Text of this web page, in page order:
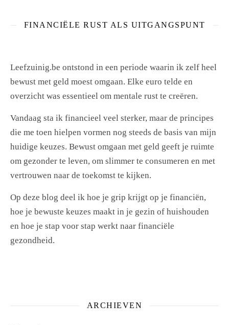
FINANCIËLE RUST ALS UITGANGSPUNT
Leefzuinig.be ontstond in een periode waarin ik zelf heel
bewust met geld moest omgaan. Elke euro telde en
overzicht was essentieel om mentale rust te creëren.
Vandaag sta ik financieel veel sterker, maar de principes
die me toen hielpen vormen nog steeds de basis van mijn
huidige keuzes. Bewust omgaan met geld geeft je ruimte
om gezonder te leven, om slimmer te consumeren en met
vertrouwen naar de toekomst te kijken.
Op deze blog deel ik hoe je grip krijgt op je financiën,
hoe je bewuste keuzes maakt in je gezin of huishouden
en hoe je stap voor stap werkt naar financiële
gezondheid.
ARCHIEVEN